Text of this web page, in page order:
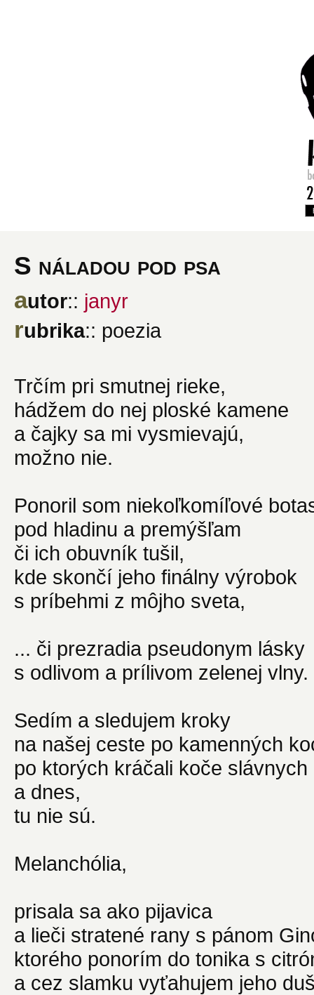
S náladou pod psa
autor:: janyr
rubrika:: poezia
Trčím pri smutnej rieke,
hádžem do nej ploské kamene
a čajky sa mi vysmievajú,
možno nie.
Ponoril som niekoľkomíľové
pod hladinu a premýšľam
či ich obuvník tušil,
kde skončí jeho finálny výrobok
s príbehmi z môjho sveta,
... či prezradia pseudonym lásky
s odlivom a prílivom zelenej vlny.
Sedím a sledujem kroky
na našej ceste po kamenných
po ktorých kráčali koče
a dnes,
tu nie sú.
Melanchólia,
prisala sa ako pijavica
a lieči stratené rany s pánom
ktorého ponorím do tonika s
a cez slamku vyťahujem jeho